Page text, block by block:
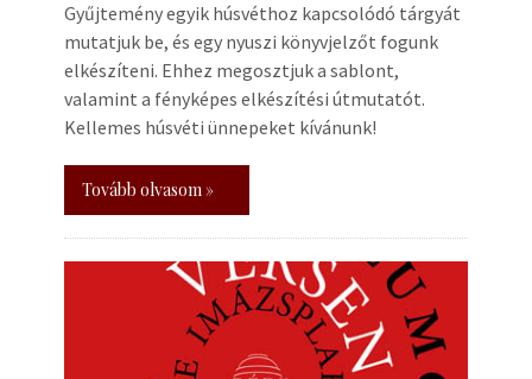
Gyűjtemény egyik húsvéthoz kapcsolódó tárgyát
mutatjuk be, és egy nyuszi könyvjelzőt fogunk
elkészíteni. Ehhez megosztjuk a sablont,
valamint a fényképes elkészítési útmutatót.
Kellemes húsvéti ünnepeket kívánunk!
Tovább olvasom »